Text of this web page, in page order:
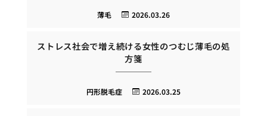
2026.03.26
薄毛
ストレス社会で増え続ける女性のつむじ薄毛の処
方箋
2026.03.25
円形脱毛症